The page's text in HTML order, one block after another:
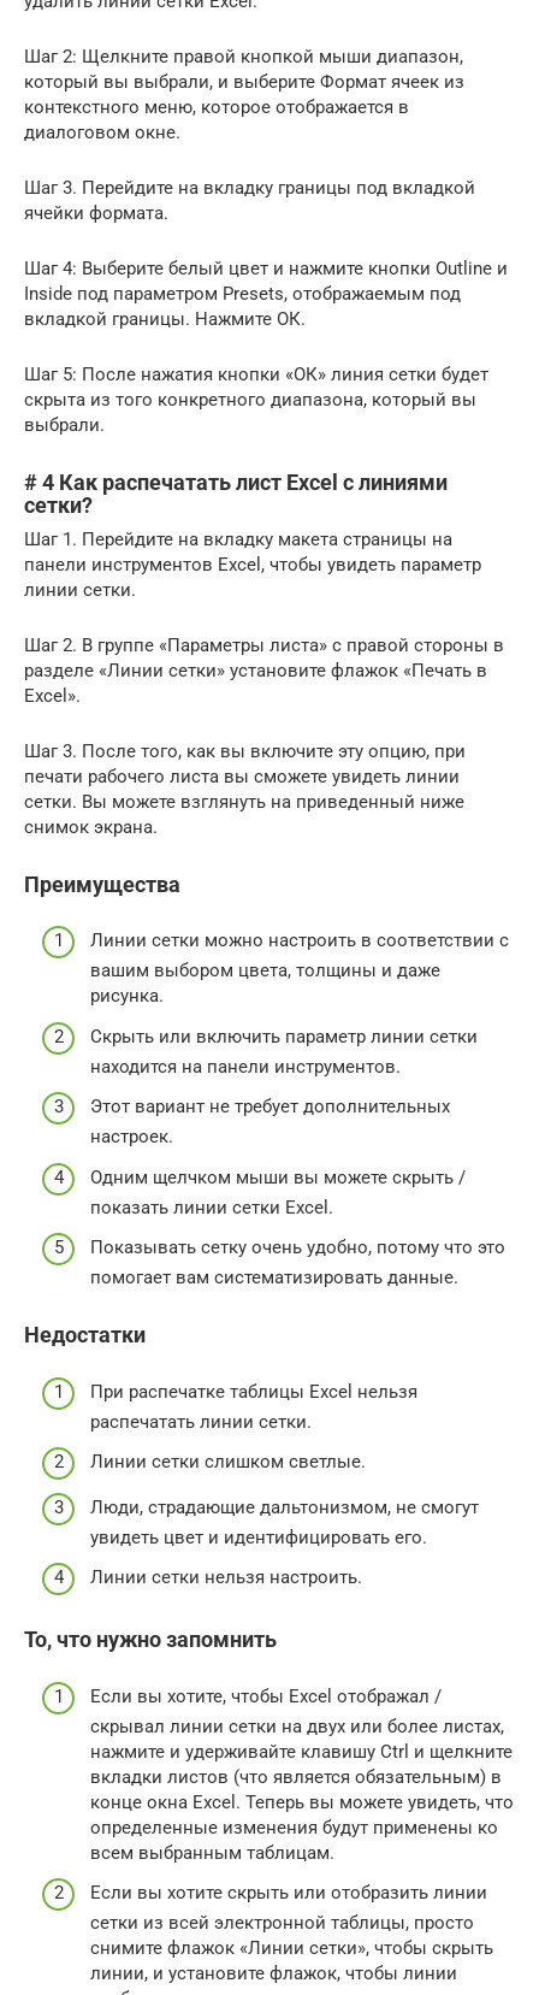
Шаг 2: Щелкните правой кнопкой мыши диапазон,
который вы выбрали, и выберите Формат ячеек из
контекстного меню, которое отображается в
диалоговом окне.
Шаг 3. Перейдите на вкладку границы под вкладкой
ячейки формата.
Шаг 4: Выберите белый цвет и нажмите кнопки Outline и
Inside под параметром Presets, отображаемым под
вкладкой границы. Нажмите ОК.
Шаг 5: После нажатия кнопки «ОК» линия сетки будет
скрыта из того конкретного диапазона, который вы
выбрали.
# 4 Как распечатать лист Excel с линиями
сетки?
Шаг 1. Перейдите на вкладку макета страницы на
панели инструментов Excel, чтобы увидеть параметр
линии сетки.
Шаг 2. В группе «Параметры листа» с правой стороны в
разделе «Линии сетки» установите флажок «Печать в
Excel».
Шаг 3. После того, как вы включите эту опцию, при
печати рабочего листа вы сможете увидеть линии
сетки. Вы можете взглянуть на приведенный ниже
снимок экрана.
Преимущества
Линии сетки можно настроить в соответствии с
вашим выбором цвета, толщины и даже
рисунка.
Скрыть или включить параметр линии сетки
находится на панели инструментов.
Этот вариант не требует дополнительных
настроек.
Одним щелчком мыши вы можете скрыть /
показать линии сетки Excel.
Показывать сетку очень удобно, потому что это
помогает вам систематизировать данные.
Недостатки
При распечатке таблицы Excel нельзя
распечатать линии сетки.
Линии сетки слишком светлые.
Люди, страдающие дальтонизмом, не смогут
увидеть цвет и идентифицировать его.
Линии сетки нельзя настроить.
То, что нужно запомнить
Если вы хотите, чтобы Excel отображал /
скрывал линии сетки на двух или более листах,
нажмите и удерживайте клавишу Ctrl и щелкните
вкладки листов (что является обязательным) в
конце окна Excel. Теперь вы можете увидеть, что
определенные изменения будут применены ко
всем выбранным таблицам.
Если вы хотите скрыть или отобразить линии
сетки из всей электронной таблицы, просто
снимите флажок «Линии сетки», чтобы скрыть
линии, и установите флажок, чтобы линии